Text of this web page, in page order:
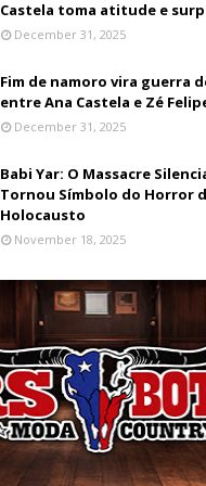
Castela toma atitude e
December 31, 2025
Fim de namoro vira guerra
entre Ana Castela e Zé
December 31, 2025
Babi Yar: O Massacre
Tornou Símbolo do Horror
Holocausto
November 18, 2025